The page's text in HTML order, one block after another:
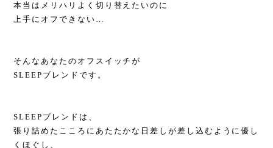
本当はメリハリよく切り替えたいのに
上手にオフできない…
そんなあなたのオフスイッチが
SLEEPブレンドです。
SLEEPブレンドは、
張り詰めたこころにあたたかな日差しが差し込むように優し
くほぐし、